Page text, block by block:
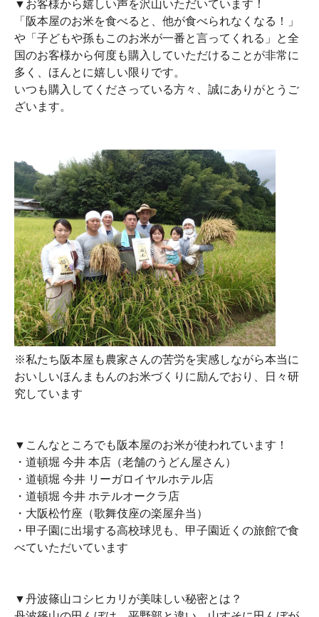
▼お客様から嬉しい声を沢山いただいています！
「阪本屋のお米を食べると、他が食べられなくなる！」
や「子どもや孫もこのお米が一番と言ってくれる」と全
国のお客様から何度も購入していただけることが非常に
多く、ほんとに嬉しい限りです。
いつも購入してくださっている方々、誠にありがとうご
ざいます。
※私たち阪本屋も農家さんの苦労を実感しながら本当に
おいしいほんまもんのお米づくりに励んでおり、日々研
究しています
▼こんなところでも阪本屋のお米が使われています！
・道頓堀 今井 本店（老舗のうどん屋さん）
・道頓堀 今井 リーガロイヤルホテル店
・道頓堀 今井 ホテルオークラ店
・大阪松竹座（歌舞伎座の楽屋弁当）
・甲子園に出場する高校球児も、甲子園近くの旅館で食
べていただいています
▼丹波篠山コシヒカリが美味しい秘密とは？